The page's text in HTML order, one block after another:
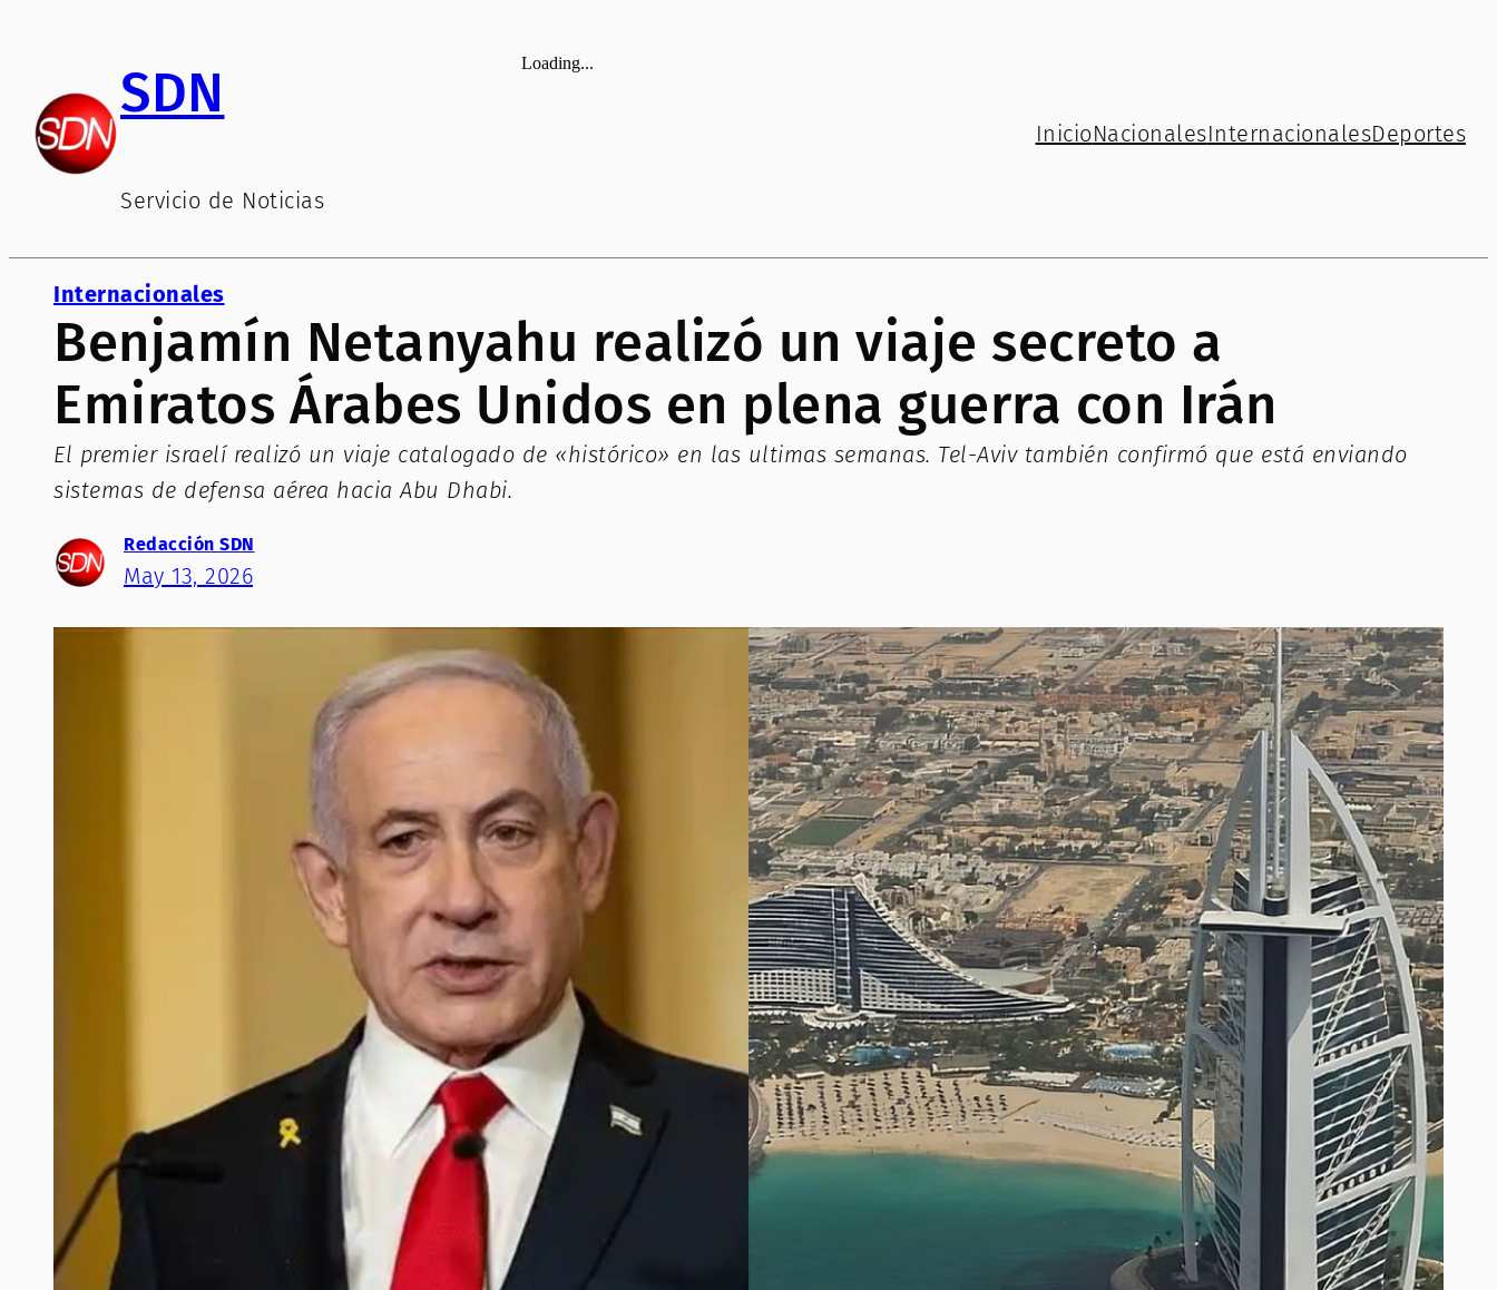
contenido
SDN
Servicio de Noticias
InicioNacionalesInternacionalesDeportes
Internacionales
Benjamín Netanyahu realizó un viaje secreto a
Emiratos Árabes Unidos en plena guerra con Irán
El premier israelí realizó un viaje catalogado de «histórico» en las ultimas semanas. Tel-Aviv también confirmó que está enviando
sistemas de defensa aérea hacia Abu Dhabi.
Redacción SDN
May 13, 2026